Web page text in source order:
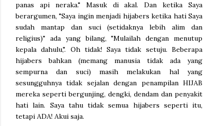
panas api neraka." Masuk di akal. Dan ketika Saya
berargumen, "Saya ingin menjadi hijabers ketika hati Saya
sudah mantap dan suci (setidaknya lebih alim dan
religius)" ada yang bilang, "Mulailah dengan menutup
kepala dahulu,". Oh tidak! Saya tidak setuju. Beberapa
hijabers bahkan (memang manusia tidak ada yang
sempurna dan suci) masih melakukan hal yang
sesungguhnya tidak sejalan dengan penampilan HIJAB
mereka seperti bergunjing, dengki, dendam dan penyakit
hati lain. Saya tahu tidak semua hijabers seperti itu,
tetapi ADA! Akui saja.